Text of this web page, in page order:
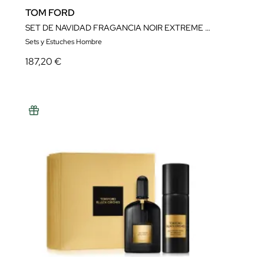
TOM FORD
SET DE NAVIDAD FRAGANCIA NOIR EXTREME EAU DE PARFUM 100ML
Sets y Estuches Hombre
187,20 €